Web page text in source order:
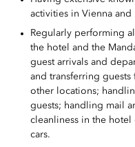
activities in Vienna and
Regularly performing
the hotel and the
guest arrivals and
and transferring
other locations;
guests; handling mail
cleanliness in the hotel
cars.